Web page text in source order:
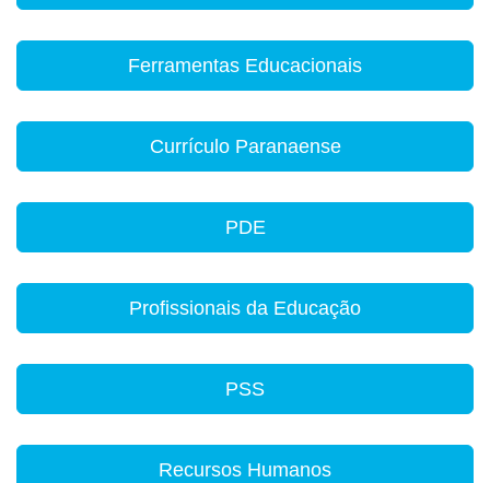
Ferramentas Educacionais
Currículo Paranaense
PDE
Profissionais da Educação
PSS
Recursos Humanos